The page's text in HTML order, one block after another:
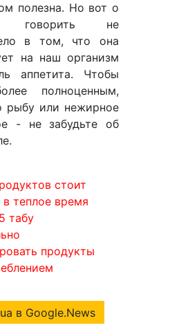
полезна. Но вот о
говорить не
в том, что она
на наш организм
аппетита. Чтобы
полноценным,
рыбу или нежирное
- не забудьте об
стоит
в теплое время
табу
продукты
в Google.News